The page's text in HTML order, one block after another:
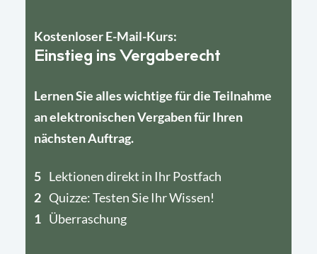
Kostenloser E-Mail-Kurs:
Einstieg ins Vergaberecht
Lernen Sie alles wichtige für die Teilnahme
an elektronischen Vergaben für Ihren
nächsten Auftrag.
5 Lektionen direkt in Ihr Postfach
2 Quizze: Testen Sie Ihr Wissen!
1 Überraschung
4
1